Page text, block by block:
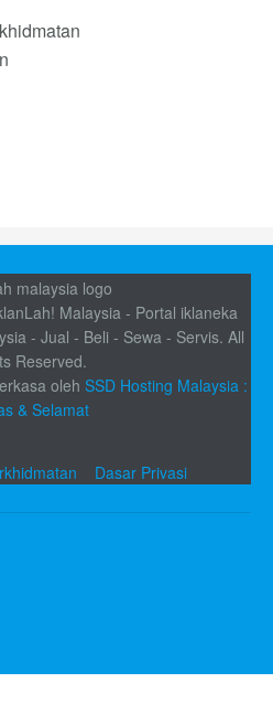
Malaysia - Portal iklaneka
- Jual - Beli - Sewa - Servis. All
Reserved.
oleh SSD Hosting Malaysia :
& Selamat
Dasar Privasi